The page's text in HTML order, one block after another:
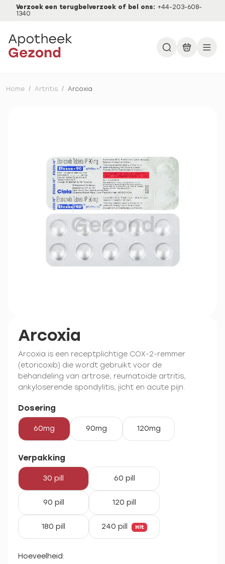
Verzoek een terugbelverzoek of bel ons: +44-203-608-
1340
Home / Artritis / Arcoxia
Arcoxia
Arcoxia is een receptplichtige COX-2-remmer
(etoricoxib) die wordt gebruikt voor de
behandeling van artrose, reumatoïde artritis,
ankyloserende spondylitis, jicht en acute pijn.
Dosering
60mg 90mg 120mg
Verpakking
30 pill 60 pill
90 pill 120 pill
180 pill 240 pill Hit
Hoeveelheid: